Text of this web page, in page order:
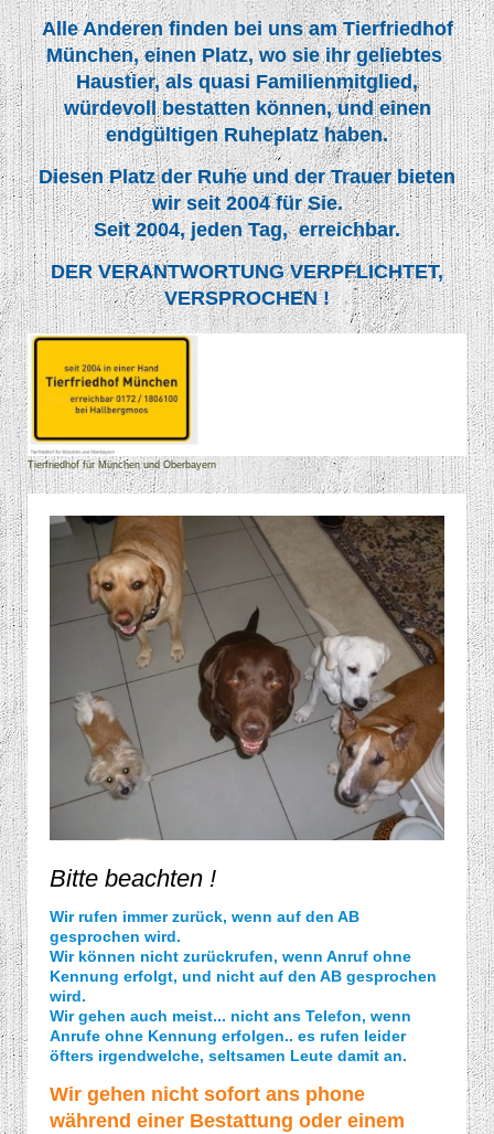
Alle Anderen finden bei uns am Tierfriedhof
München, einen Platz, wo sie ihr geliebtes
Haustier, als quasi Familienmitglied,
würdevoll bestatten können, und einen
endgültigen Ruheplatz haben.
Diesen Platz der Ruhe und der Trauer bieten
wir seit 2004 für Sie.
Seit 2004, jeden Tag, erreichbar.
DER VERANTWORTUNG VERPFLICHTET,
VERSPROCHEN !
Tierfriedhof für München und Oberbayern
Bitte beachten !
Wir rufen immer zurück, wenn auf den AB
gesprochen wird.
Wir können nicht zurückrufen, wenn Anruf ohne
Kennung erfolgt, und nicht auf den AB gesprochen
wird.
Wir gehen auch meist... nicht ans Telefon, wenn
Anrufe ohne Kennung erfolgen.. es rufen leider
öfters irgendwelche, seltsamen Leute damit an.
Wir gehen nicht sofort ans phone
während einer Bestattung oder einem